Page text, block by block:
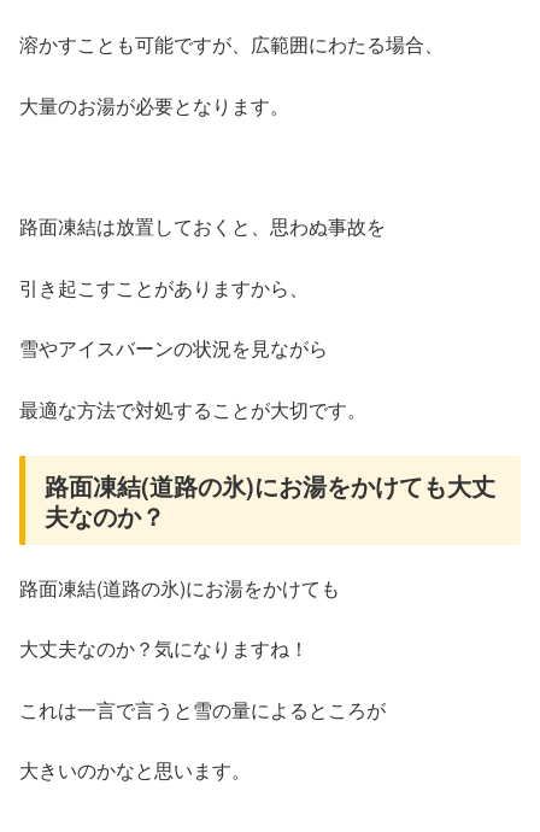
溶かすことも可能ですが、広範囲にわたる場合、
大量のお湯が必要となります。
路面凍結は放置しておくと、思わぬ事故を
引き起こすことがありますから、
雪やアイスバーンの状況を見ながら
最適な方法で対処することが大切です。
路面凍結(道路の氷)にお湯をかけても大丈
夫なのか？
路面凍結(道路の氷)にお湯をかけても
大丈夫なのか？気になりますね！
これは一言で言うと雪の量によるところが
大きいのかなと思います。